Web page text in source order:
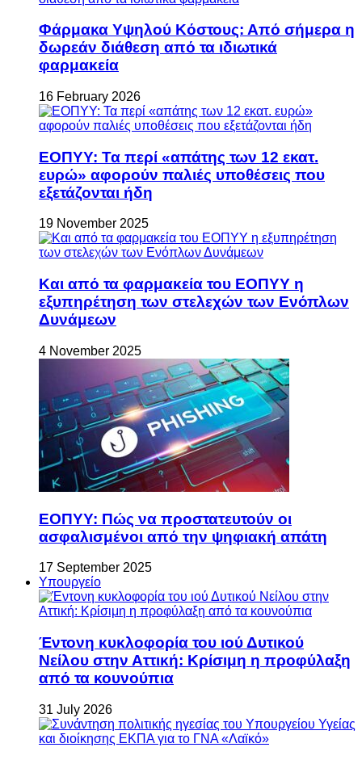
Φάρμακα Υψηλού Κόστους: Από σήμερα η
δωρεάν διάθεση από τα ιδιωτικά
φαρμακεία
16 February 2026
ΕΟΠΥΥ: Τα περί «απάτης των 12 εκατ.
ευρώ» αφορούν παλιές υποθέσεις που
εξετάζονται ήδη
19 November 2025
Και από τα φαρμακεία του ΕΟΠΥΥ η
εξυπηρέτηση των στελεχών των Ενόπλων
Δυνάμεων
4 November 2025
ΕΟΠΥΥ: Πώς να προστατευτούν οι
ασφαλισμένοι από την ψηφιακή απάτη
17 September 2025
Υπουργείο
Έντονη κυκλοφορία του ιού Δυτικού
Νείλου στην Αττική: Κρίσιμη η προφύλαξη
από τα κουνούπια
31 July 2026